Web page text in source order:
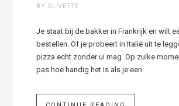
BY OLIVETTE
Je staat bij de bakker in Frankrijk en wilt
bestellen. Of je probeert in Italië uit te
pizza echt zonder ui mag. Op zulke
pas hoe handig het is als je een